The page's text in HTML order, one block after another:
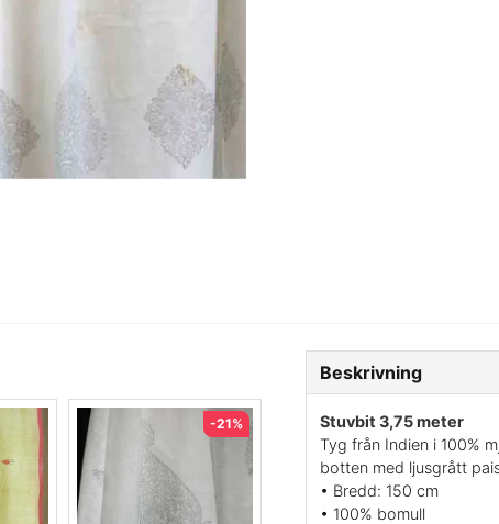
-21%
Beskrivning
Stuvbit 3,75 meter
Tyg från Indien i 100%
botten med ljusgrått
• Bredd: 150 cm
• 100% bomull